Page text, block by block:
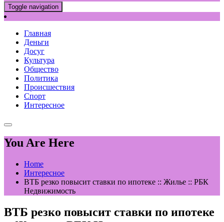
Toggle navigation
Главная
Деньги
Досуг
Культура
Общество
Политика
Происшествия
Спорт
Интересное
You Are Here
Home
Интересное
ВТБ резко повысит ставки по ипотеке :: Жилье :: РБК
Недвижимость
ВТБ резко повысит ставки по ипотеке